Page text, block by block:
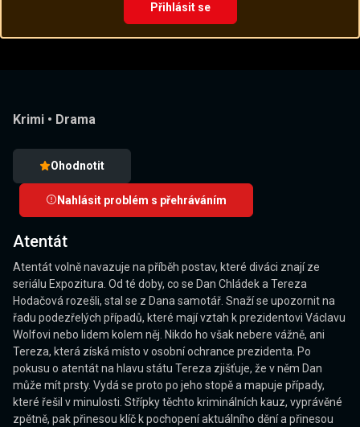
Přihlásit se
Krimi • Drama
Ohodnotit
Nahlásit problém s přehráváním
Atentát
Atentát volně navazuje na příběh postav, které diváci znají ze
seriálu Expozitura. Od té doby, co se Dan Chládek a Tereza
Hodačová rozešli, stal se z Dana samotář. Snaží se upozornit na
řadu podezřelých případů, které mají vztah k prezidentovi Václavu
Wolfovi nebo lidem kolem něj. Nikdo ho však nebere vážně, ani
Tereza, která získá místo v osobní ochrance prezidenta. Po
pokusu o atentát na hlavu státu Tereza zjišťuje, že v něm Dan
může mít prsty. Vydá se proto po jeho stopě a mapuje případy,
které řešil v minulosti. Střípky těchto kriminálních kauz, vyprávěné
zpětně, pak přinesou klíč k pochopení aktuálního dění a přinesou